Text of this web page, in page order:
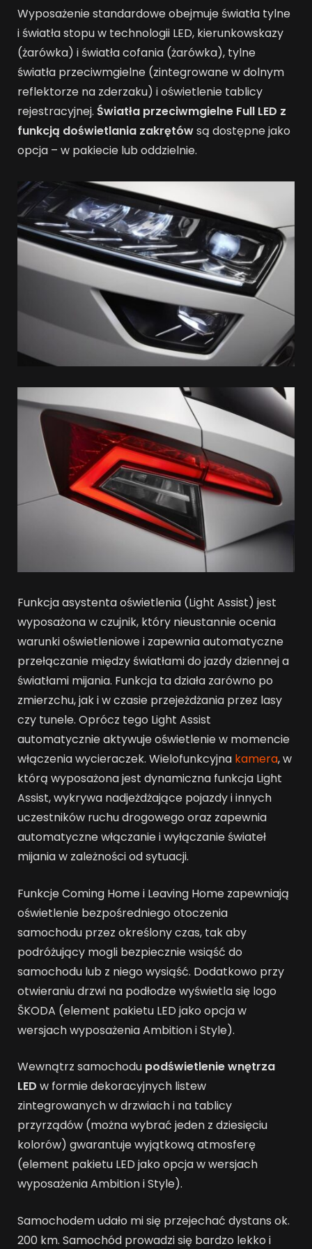
Wyposażenie standardowe obejmuje światła tylne
i światła stopu w technologii LED, kierunkowskazy
(żarówka) i światła cofania (żarówka), tylne
światła przeciwmgielne (zintegrowane w dolnym
reflektorze na zderzaku) i oświetlenie tablicy
rejestracyjnej. Światła przeciwmgielne Full LED z
funkcją doświetlania zakrętówsą dostępne jako
opcja – w pakiecie lub oddzielnie.
Funkcja asystenta oświetlenia (Light Assist) jest
wyposażona w czujnik, który nieustannie ocenia
warunki oświetleniowe i zapewnia automatyczne
przełączanie między światłami do jazdy dziennej a
światłami mijania. Funkcja ta działa zarówno po
zmierzchu, jak i w czasie przejeżdżania przez lasy
czy tunele. Oprócz tego Light Assist
automatycznie aktywuje oświetlenie w momencie
włączenia wycieraczek. Wielofunkcyjna kamera, w
którą wyposażona jest dynamiczna funkcja Light
Assist, wykrywa nadjeżdżające pojazdy i innych
uczestników ruchu drogowego oraz zapewnia
automatyczne włączanie i wyłączanie świateł
mijania w zależności od sytuacji.
Funkcje Coming Home i Leaving Home zapewniają
oświetlenie bezpośredniego otoczenia
samochodu przez określony czas, tak aby
podróżujący mogli bezpiecznie wsiąść do
samochodu lub z niego wysiąść. Dodatkowo przy
otwieraniu drzwi na podłodze wyświetla się logo
ŠKODA (element pakietu LED jako opcja w
wersjach wyposażenia Ambition i Style).
Wewnątrz samochodu podświetlenie wnętrza
LED w formie dekoracyjnych listew
zintegrowanych w drzwiach i na tablicy
przyrządów (można wybrać jeden z dziesięciu
kolorów) gwarantuje wyjątkową atmosferę
(element pakietu LED jako opcja w wersjach
wyposażenia Ambition i Style).
Samochodem udało mi się przejechać dystans ok.
200 km. Samochód prowadzi się bardzo lekko i